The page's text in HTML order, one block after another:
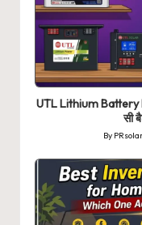
Posted
in
UTL Lithium Battery
सी
Posted
By